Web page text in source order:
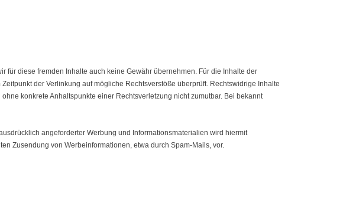
für diese fremden Inhalte auch keine Gewähr übernehmen. Für die Inhalte der
der Verlinkung auf mögliche Rechtsverstöße überprüft. Rechtswidrige Inhalte
konkrete Anhaltspunkte einer Rechtsverletzung nicht zumutbar. Bei bekannt
angeforderter Werbung und Informationsmaterialien wird hiermit
Zusendung von Werbeinformationen, etwa durch Spam-Mails, vor.